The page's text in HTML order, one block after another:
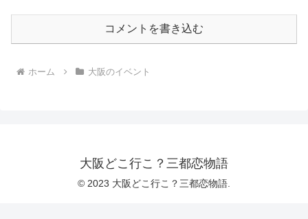
コメントを書き込む
ホーム 大阪のイベント
大阪どこ行こ？三都恋物語
© 2023 大阪どこ行こ？三都恋物語.